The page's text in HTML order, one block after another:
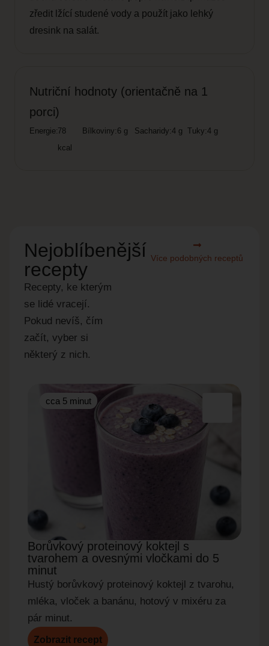
zředit lžící studené vody a použít jako lehký
dresink na salát.
Nutriční hodnoty (orientačně na 1
porci)
Energie:78
kcal
Bílkoviny: 6 g Sacharidy:4 g Tuky:4 g
Nejoblíbenější
recepty
Recepty, ke kterým
se lidé vracejí.
Pokud nevíš, čím
začít, vyber si
některý z nich.
Více podobných receptů
cca 5 minut
Borůvkový proteinový koktejl s
tvarohem a ovesnými vločkami do 5
minut
Hustý borůvkový proteinový koktejl z tvarohu,
mléka, vloček a banánu, hotový v mixéru za
pár minut.
Zobrazit recept